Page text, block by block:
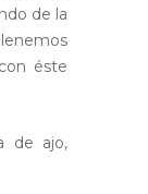
de la
éste
de ajo,